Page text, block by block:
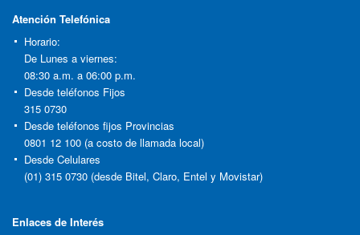
Atención Telefónica
Horario:
De Lunes a viernes:
08:30 a.m. a 06:00 p.m.
Desde teléfonos Fijos
315 0730
Desde teléfonos fijos Provincias
0801 12 100 (a costo de llamada local)
Desde Celulares
(01) 315 0730 (desde Bitel, Claro, Entel y Movistar)
Enlaces de Interés